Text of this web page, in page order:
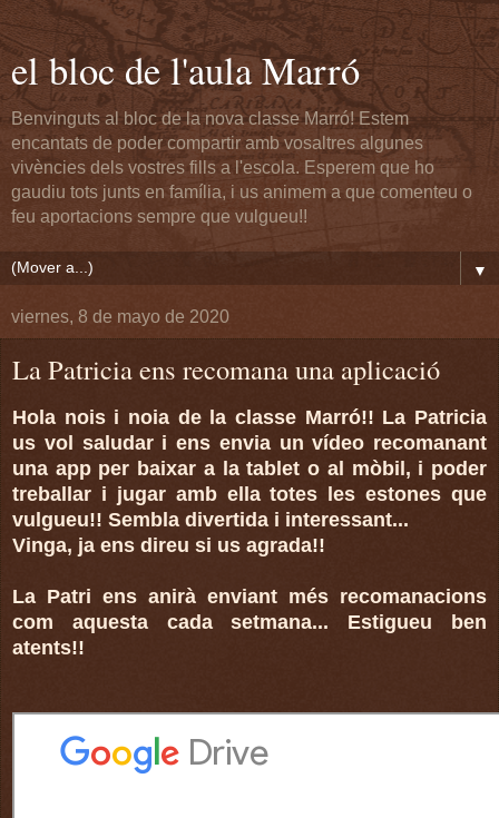
el bloc de l'aula Marró
Benvinguts al bloc de la nova classe Marró! Estem
encantats de poder compartir amb vosaltres algunes
vivències dels vostres fills a l'escola. Esperem que ho
gaudiu tots junts en família, i us animem a que comenteu o
feu aportacions sempre que vulgueu!!
▼
viernes, 8 de mayo de 2020
La Patricia ens recomana una aplicació
Hola nois i noia de la classe Marró!! La Patricia
us vol saludar i ens envia un vídeo recomanant
una app per baixar a la tablet o al mòbil, i poder
treballar i jugar amb ella totes les estones que
vulgueu!! Sembla divertida i interessant...
Vinga, ja ens direu si us agrada!!
La Patri ens anirà enviant més recomanacions
com aquesta cada setmana... Estigueu ben
atents!!